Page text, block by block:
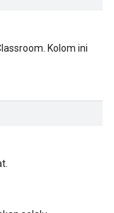
Kolom ini